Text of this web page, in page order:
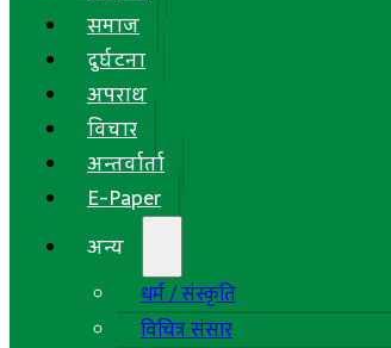
समाज
दुर्घटना
अपराध
विचार
अन्तर्वार्ता
E-Paper
अन्य
धर्म / संस्कृति
विचित्र संसार